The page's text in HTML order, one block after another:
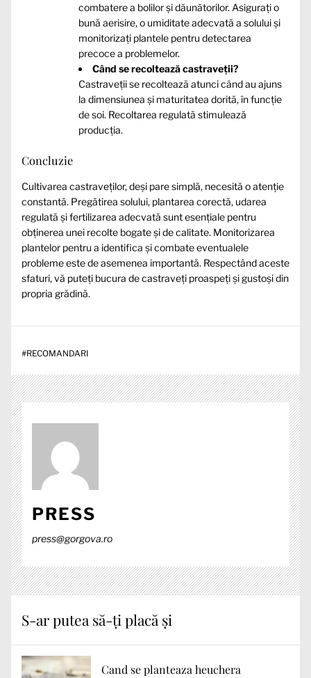
combatere a bolilor și dăunătorilor. Asigurați o
bună aerisire, o umiditate adecvată a solului și
monitorizați plantele pentru detectarea
precoce a problemelor.
Când se recoltează castraveții?
Castraveții se recoltează atunci când au ajuns
la dimensiunea și maturitatea dorită, în funcție
de soi. Recoltarea regulată stimulează
producția.
Concluzie
Cultivarea castraveților, deși pare simplă, necesită o atenție
constantă. Pregătirea solului, plantarea corectă, udarea
regulată și fertilizarea adecvată sunt esențiale pentru
obținerea unei recolte bogate și de calitate. Monitorizarea
plantelor pentru a identifica și combate eventualele
probleme este de asemenea importantă. Respectând aceste
sfaturi, vă puteți bucura de castraveți proaspeți și gustoși din
propria grădină.
#RECOMANDARI
PRESS
press@gorgova.ro
S-ar putea să-ți placă și
Cand se planteaza heuchera